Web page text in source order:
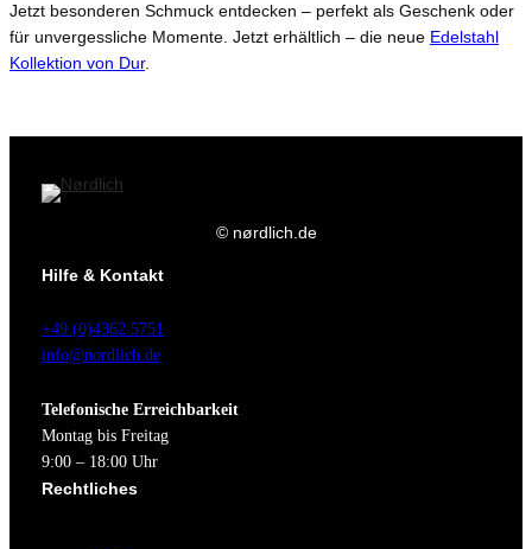
Jetzt besonderen Schmuck entdecken – perfekt als Geschenk oder
für unvergessliche Momente. Jetzt erhältlich – die neue Edelstahl
Kollektion von Dur.
© nørdlich.de
Hilfe & Kontakt
+49 (0)4362 5751
info@nordlich.de
Telefonische Erreichbarkeit
Montag bis Freitag
9:00 – 18:00 Uhr
Rechtliches